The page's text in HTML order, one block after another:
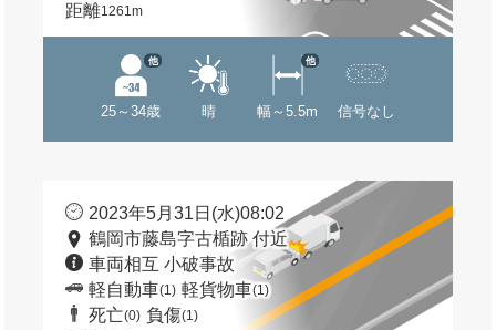
距離1261m
25～34歳
他
晴 幅～5.5m
他
信号なし
2023年5月31日(水)08:02
鶴岡市藤島字古楯跡 付近
車両相互 小破事故
軽自動車(1) 軽貨物車(1)
死亡(0) 負傷(1)